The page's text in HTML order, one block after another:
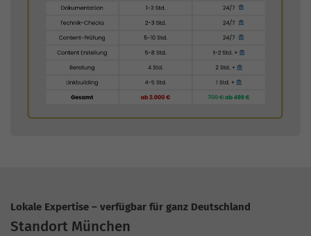
Lokale Expertise – verfügbar für ganz Deutschland
Standort München